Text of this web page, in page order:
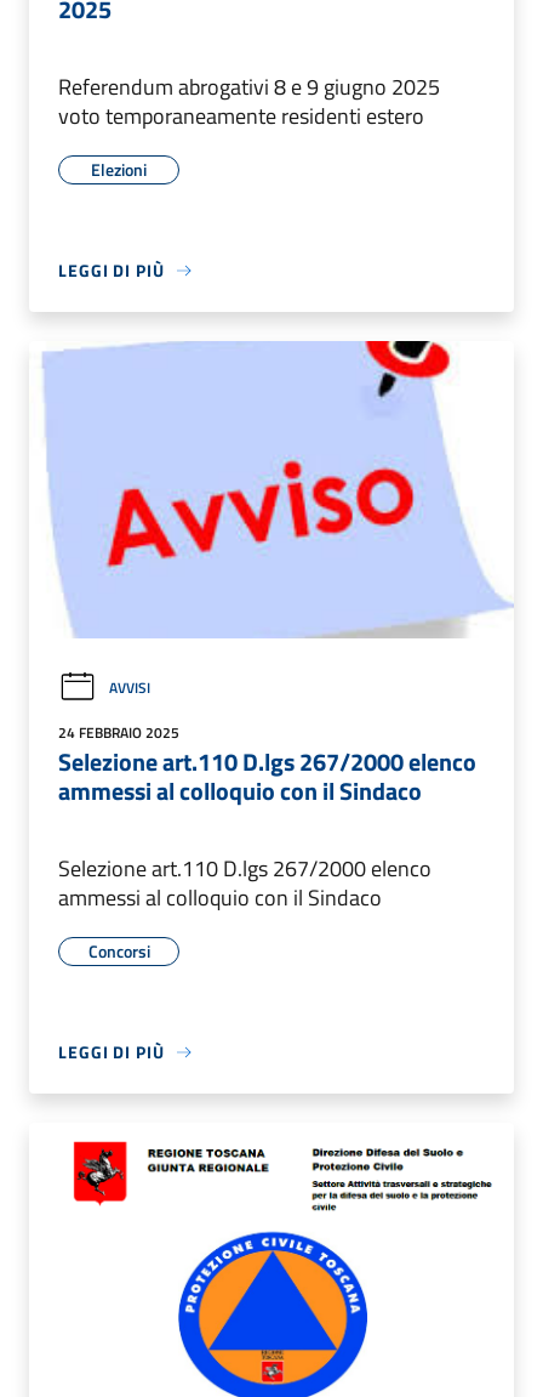
2025
Referendum abrogativi 8 e 9 giugno 2025
voto temporaneamente residenti estero
Elezioni
LEGGI DI PIÙ
AVVISI
24 FEBBRAIO 2025
Selezione art.110 D.lgs 267/2000 elenco
ammessi al colloquio con il Sindaco
Selezione art.110 D.lgs 267/2000 elenco
ammessi al colloquio con il Sindaco
Concorsi
LEGGI DI PIÙ